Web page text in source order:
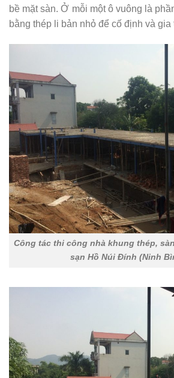
bề mặt sàn. Ở mỗi một ô vuông là
bằng thép li bản nhỏ để cố định và gia
Công tác thi công nhà khung thép,
sạn Hồ Núi Đính (Ninh